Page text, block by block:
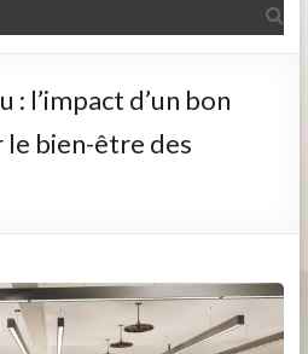
l’impact d’un bon
le bien-être des